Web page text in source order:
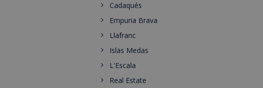
Cadaqués
Empuria Brava
Llafranc
Islas Medas
L'Escala
Real Estate